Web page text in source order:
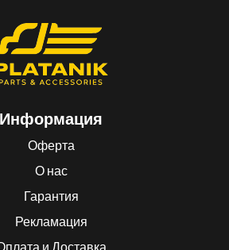
Информация
Оферта
О нас
Гарантия
Рекламация
и Доставка